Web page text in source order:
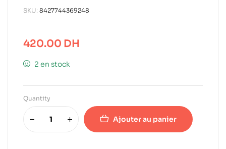
SKU: 8427744369248
420.00 DH
2 en stock
Quantity
Ajouter au panier